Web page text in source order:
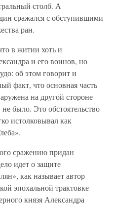
столб. А
сражался с обступившими
ран.
в житии хоть и
и его воинов, но
об этом говорит и
факт, что основная часть
на другой стороне
было. Это обстоятельство
истолковывал как
сражению придан
идет о защите
как называет автор
эпохальной трактовке
князя Александра